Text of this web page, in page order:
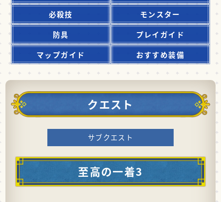
必殺技
モンスター
防具
プレイガイド
マップガイド
おすすめ装備
クエスト
サブクエスト
至高の一着3